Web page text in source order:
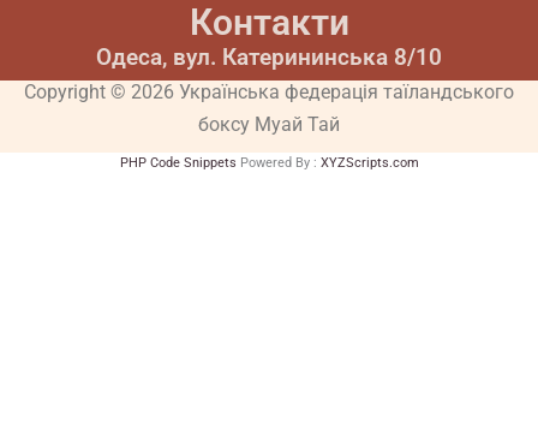
e
b
o
o
k
t
a
g
r
a
m
t
u
b
e
Контакти
Одеса, вул. Катерининська 8/10
Copyright © 2026 Українська федерація таїландського
боксу Муай Тай
PHP Code Snippets Powered By : XYZScripts.com